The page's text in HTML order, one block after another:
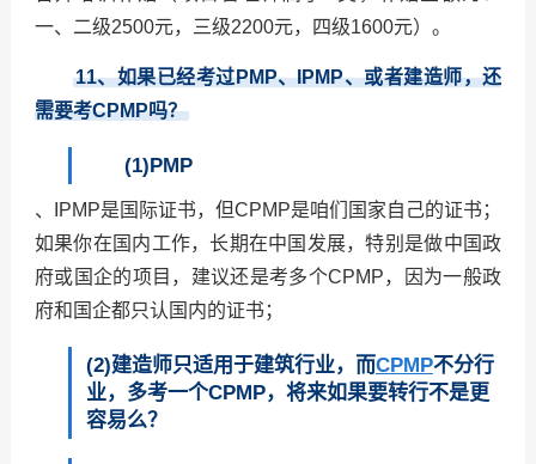
一、二级2500元，三级2200元，四级1600元）。
11、如果已经考过PMP、IPMP、或者建造师，还
需要考CPMP吗？
(1)PMP
、IPMP是国际证书，但CPMP是咱们国家自己的证书；
如果你在国内工作，长期在中国发展，特别是做中国政
府或国企的项目，建议还是考多个CPMP，因为一般政
府和国企都只认国内的证书；
(2)建造师只适用于建筑行业，而CPMP不分行
业，多考一个CPMP，将来如果要转行不是更
容易么？